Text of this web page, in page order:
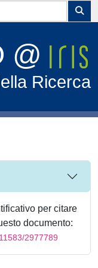
@
Ricerca
per citare
documento:
2977789